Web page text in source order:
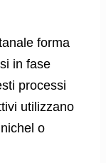
forma
in fase
processi
utilizzano
o